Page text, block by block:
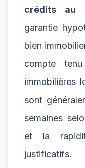
crédits au
garantie
bien
compte
immobilières
sont
semaines
et la
justificatifs.